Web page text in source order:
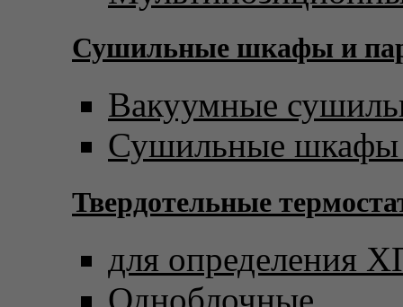
Сушильные шкафы и
Вакуумные
Сушильные шкафы
Твердотельные
для определения
Одноблочные